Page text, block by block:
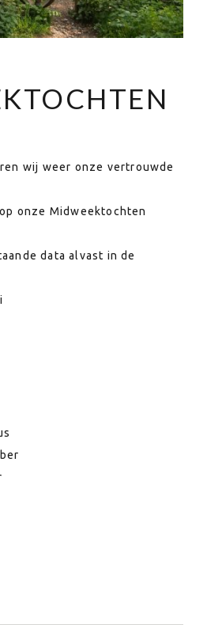
wij weer onze vertrouwde
onze Midweektochten
data alvast in de